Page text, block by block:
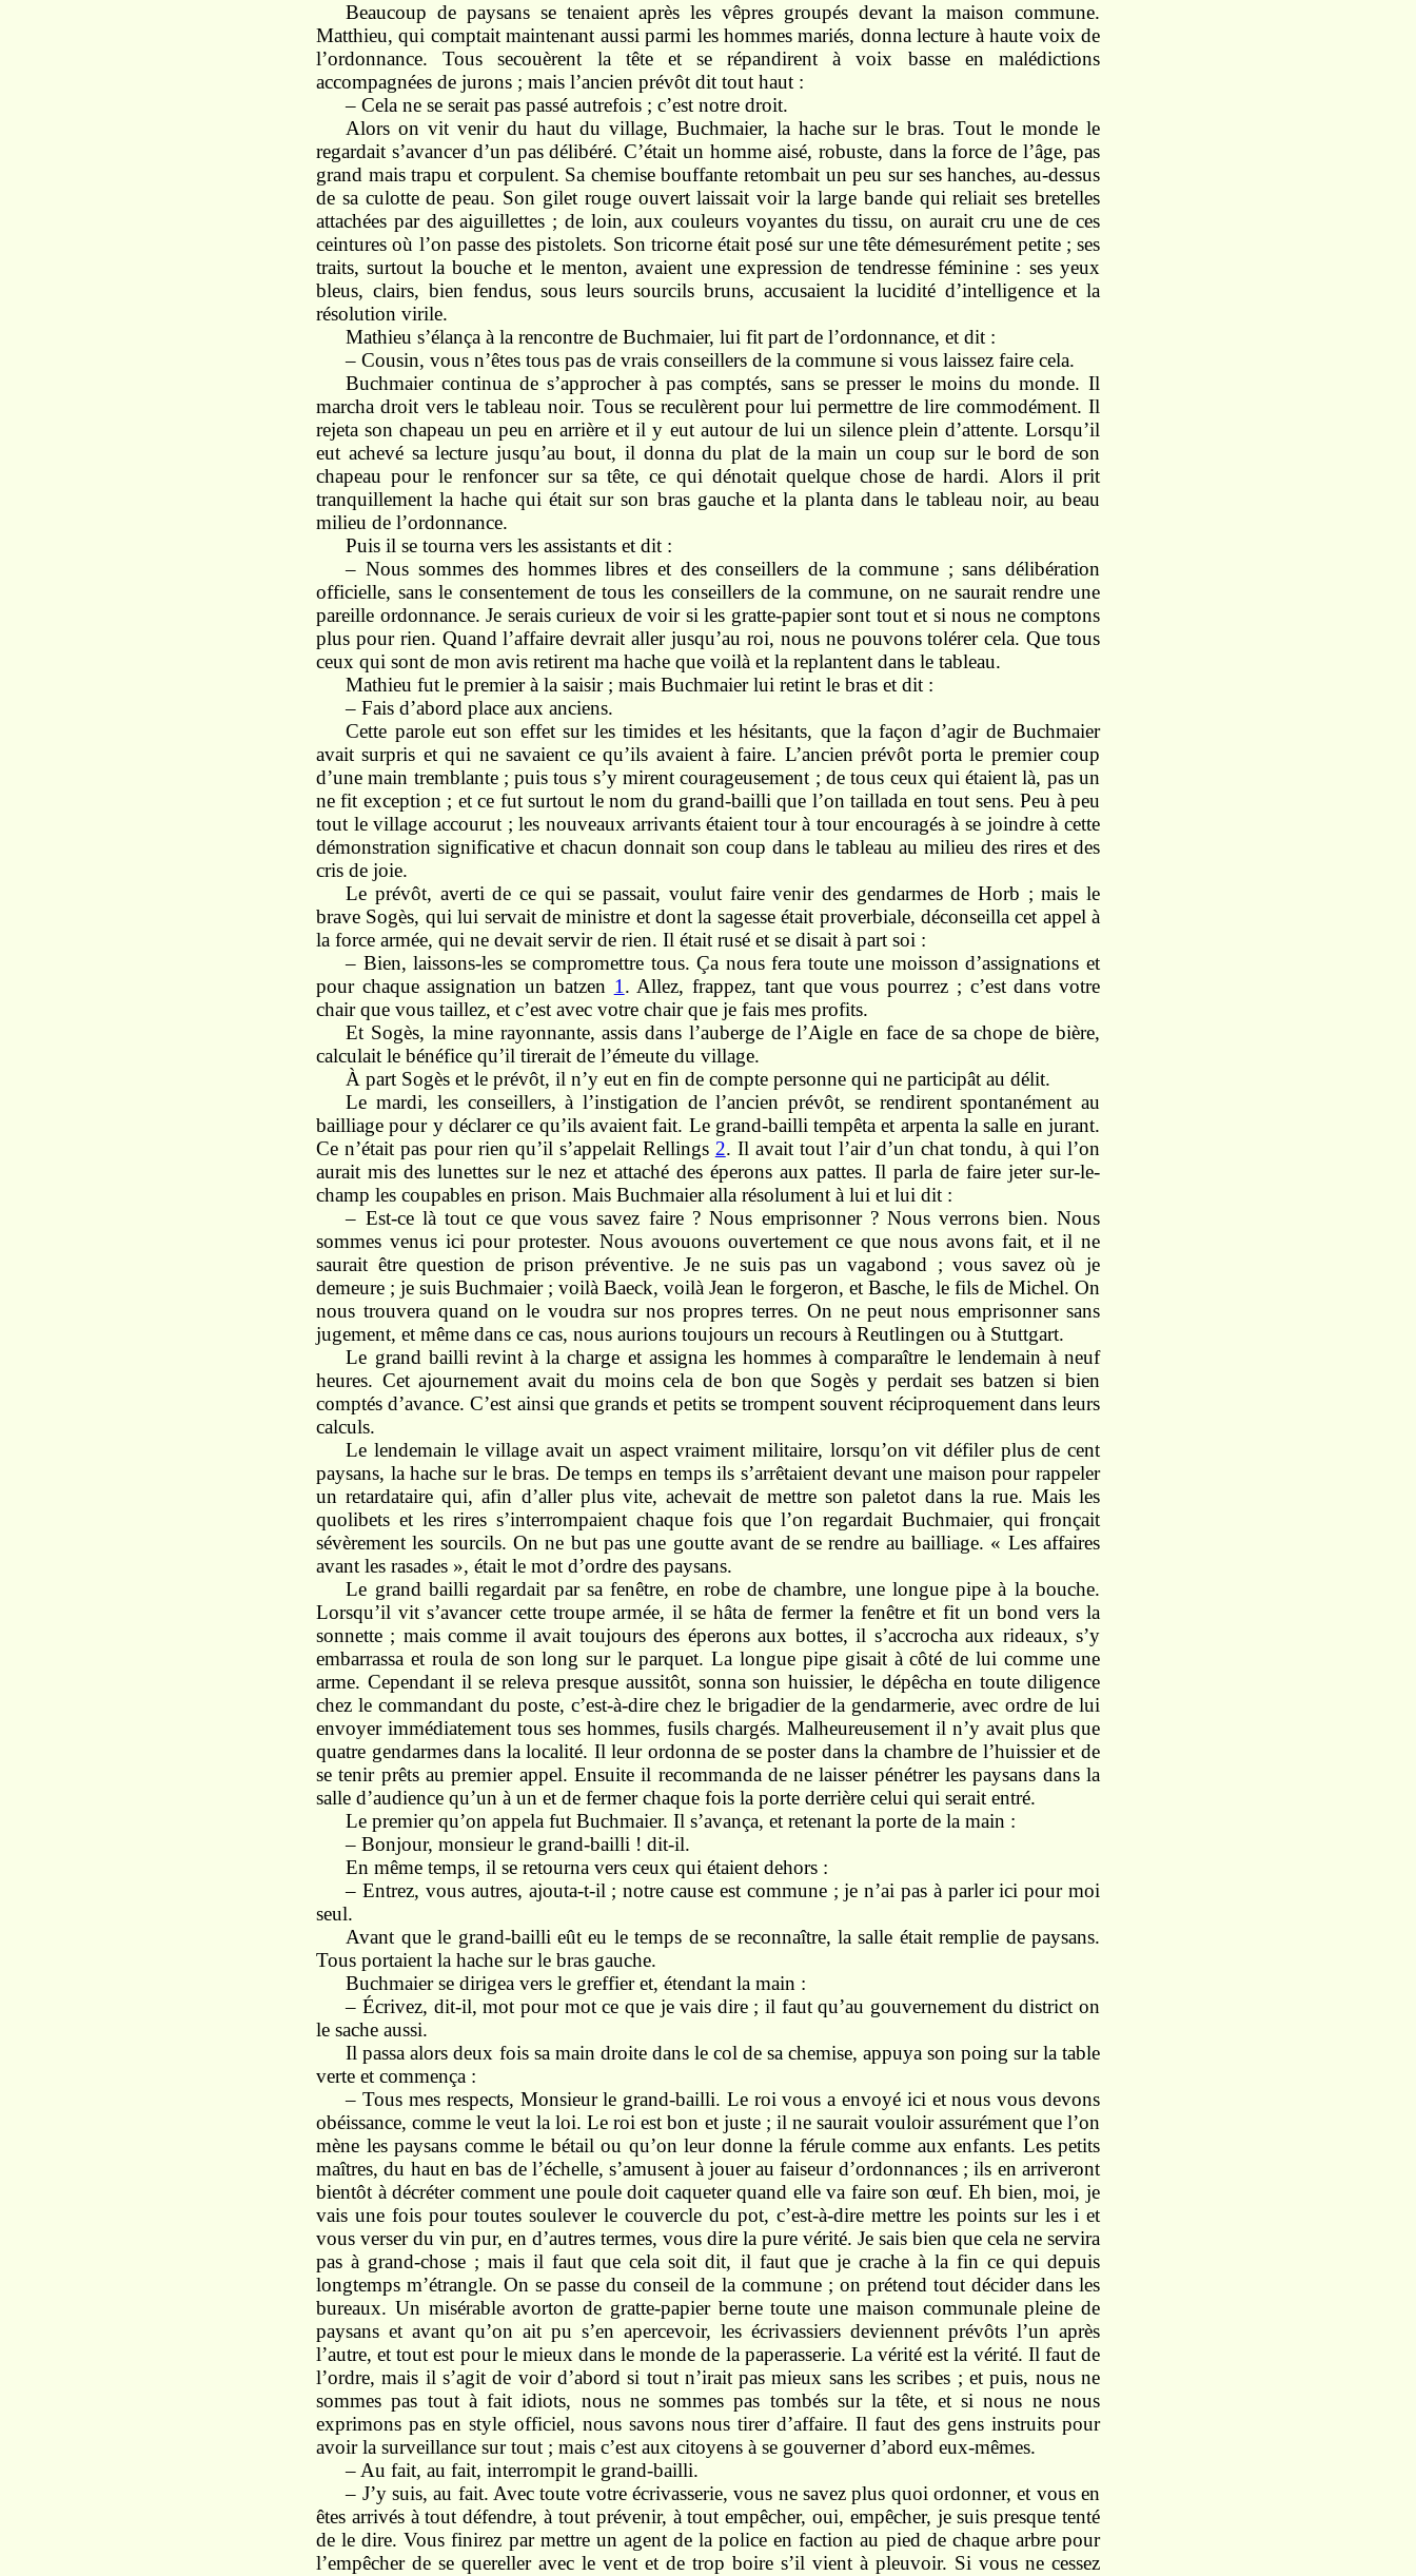
Beaucoup de paysans se tenaient après les vêpres groupés devant la maison commune.
Matthieu, qui comptait maintenant aussi parmi les hommes mariés, donna lecture à haute voix de
l’ordonnance. Tous secouèrent la tête et se répandirent à voix basse en malédictions
accompagnées de jurons ; mais l’ancien prévôt dit tout haut :
– Cela ne se serait pas passé autrefois ; c’est notre droit.
Alors on vit venir du haut du village, Buchmaier, la hache sur le bras. Tout le monde le
regardait s’avancer d’un pas délibéré. C’était un homme aisé, robuste, dans la force de l’âge, pas
grand mais trapu et corpulent. Sa chemise bouffante retombait un peu sur ses hanches, au-dessus
de sa culotte de peau. Son gilet rouge ouvert laissait voir la large bande qui reliait ses bretelles
attachées par des aiguillettes ; de loin, aux couleurs voyantes du tissu, on aurait cru une de ces
ceintures où l’on passe des pistolets. Son tricorne était posé sur une tête démesurément petite ; ses
traits, surtout la bouche et le menton, avaient une expression de tendresse féminine : ses yeux
bleus, clairs, bien fendus, sous leurs sourcils bruns, accusaient la lucidité d’intelligence et la
résolution virile.
Mathieu s’élança à la rencontre de Buchmaier, lui fit part de l’ordonnance, et dit :
– Cousin, vous n’êtes tous pas de vrais conseillers de la commune si vous laissez faire cela.
Buchmaier continua de s’approcher à pas comptés, sans se presser le moins du monde. Il
marcha droit vers le tableau noir. Tous se reculèrent pour lui permettre de lire commodément. Il
rejeta son chapeau un peu en arrière et il y eut autour de lui un silence plein d’attente. Lorsqu’il
eut achevé sa lecture jusqu’au bout, il donna du plat de la main un coup sur le bord de son
chapeau pour le renfoncer sur sa tête, ce qui dénotait quelque chose de hardi. Alors il prit
tranquillement la hache qui était sur son bras gauche et la planta dans le tableau noir, au beau
milieu de l’ordonnance.
Puis il se tourna vers les assistants et dit :
– Nous sommes des hommes libres et des conseillers de la commune ; sans délibération
officielle, sans le consentement de tous les conseillers de la commune, on ne saurait rendre une
pareille ordonnance. Je serais curieux de voir si les gratte-papier sont tout et si nous ne comptons
plus pour rien. Quand l’affaire devrait aller jusqu’au roi, nous ne pouvons tolérer cela. Que tous
ceux qui sont de mon avis retirent ma hache que voilà et la replantent dans le tableau.
Mathieu fut le premier à la saisir ; mais Buchmaier lui retint le bras et dit :
– Fais d’abord place aux anciens.
Cette parole eut son effet sur les timides et les hésitants, que la façon d’agir de Buchmaier
avait surpris et qui ne savaient ce qu’ils avaient à faire. L’ancien prévôt porta le premier coup
d’une main tremblante ; puis tous s’y mirent courageusement ; de tous ceux qui étaient là, pas un
ne fit exception ; et ce fut surtout le nom du grand-bailli que l’on taillada en tout sens. Peu à peu
tout le village accourut ; les nouveaux arrivants étaient tour à tour encouragés à se joindre à cette
démonstration significative et chacun donnait son coup dans le tableau au milieu des rires et des
cris de joie.
Le prévôt, averti de ce qui se passait, voulut faire venir des gendarmes de Horb ; mais le
brave Sogès, qui lui servait de ministre et dont la sagesse était proverbiale, déconseilla cet appel à
la force armée, qui ne devait servir de rien. Il était rusé et se disait à part soi :
– Bien, laissons-les se compromettre tous. Ça nous fera toute une moisson d’assignations et
pour chaque assignation un batzen 1 . Allez, frappez, tant que vous pourrez ; c’est dans votre
chair que vous taillez, et c’est avec votre chair que je fais mes profits.
Et Sogès, la mine rayonnante, assis dans l’auberge de l’Aigle en face de sa chope de bière,
calculait le bénéfice qu’il tirerait de l’émeute du village.
À part Sogès et le prévôt, il n’y eut en fin de compte personne qui ne participât au délit.
Le mardi, les conseillers, à l’instigation de l’ancien prévôt, se rendirent spontanément au
bailliage pour y déclarer ce qu’ils avaient fait. Le grand-bailli tempêta et arpenta la salle en jurant.
Ce n’était pas pour rien qu’il s’appelait Rellings 2. Il avait tout l’air d’un chat tondu, à qui l’on
aurait mis des lunettes sur le nez et attaché des éperons aux pattes. Il parla de faire jeter sur-le-
champ les coupables en prison. Mais Buchmaier alla résolument à lui et lui dit :
– Est-ce là tout ce que vous savez faire ? Nous emprisonner ? Nous verrons bien. Nous
sommes venus ici pour protester. Nous avouons ouvertement ce que nous avons fait, et il ne
saurait être question de prison préventive. Je ne suis pas un vagabond ; vous savez où je
demeure ; je suis Buchmaier ; voilà Baeck, voilà Jean le forgeron, et Basche, le fils de Michel. On
nous trouvera quand on le voudra sur nos propres terres. On ne peut nous emprisonner sans
jugement, et même dans ce cas, nous aurions toujours un recours à Reutlingen ou à Stuttgart.
Le grand bailli revint à la charge et assigna les hommes à comparaître le lendemain à neuf
heures. Cet ajournement avait du moins cela de bon que Sogès y perdait ses batzen si bien
comptés d’avance. C’est ainsi que grands et petits se trompent souvent réciproquement dans leurs
calculs.
Le lendemain le village avait un aspect vraiment militaire, lorsqu’on vit défiler plus de cent
paysans, la hache sur le bras. De temps en temps ils s’arrêtaient devant une maison pour rappeler
un retardataire qui, afin d’aller plus vite, achevait de mettre son paletot dans la rue. Mais les
quolibets et les rires s’interrompaient chaque fois que l’on regardait Buchmaier, qui fronçait
sévèrement les sourcils. On ne but pas une goutte avant de se rendre au bailliage. « Les affaires
avant les rasades », était le mot d’ordre des paysans.
Le grand bailli regardait par sa fenêtre, en robe de chambre, une longue pipe à la bouche.
Lorsqu’il vit s’avancer cette troupe armée, il se hâta de fermer la fenêtre et fit un bond vers la
sonnette ; mais comme il avait toujours des éperons aux bottes, il s’accrocha aux rideaux, s’y
embarrassa et roula de son long sur le parquet. La longue pipe gisait à côté de lui comme une
arme. Cependant il se releva presque aussitôt, sonna son huissier, le dépêcha en toute diligence
chez le commandant du poste, c’est-à-dire chez le brigadier de la gendarmerie, avec ordre de lui
envoyer immédiatement tous ses hommes, fusils chargés. Malheureusement il n’y avait plus que
quatre gendarmes dans la localité. Il leur ordonna de se poster dans la chambre de l’huissier et de
se tenir prêts au premier appel. Ensuite il recommanda de ne laisser pénétrer les paysans dans la
salle d’audience qu’un à un et de fermer chaque fois la porte derrière celui qui serait entré.
Le premier qu’on appela fut Buchmaier. Il s’avança, et retenant la porte de la main :
– Bonjour, monsieur le grand-bailli ! dit-il.
En même temps, il se retourna vers ceux qui étaient dehors :
– Entrez, vous autres, ajouta-t-il ; notre cause est commune ; je n’ai pas à parler ici pour moi
seul.
Avant que le grand-bailli eût eu le temps de se reconnaître, la salle était remplie de paysans.
Tous portaient la hache sur le bras gauche.
Buchmaier se dirigea vers le greffier et, étendant la main :
– Écrivez, dit-il, mot pour mot ce que je vais dire ; il faut qu’au gouvernement du district on
le sache aussi.
Il passa alors deux fois sa main droite dans le col de sa chemise, appuya son poing sur la table
verte et commença :
– Tous mes respects, Monsieur le grand-bailli. Le roi vous a envoyé ici et nous vous devons
obéissance, comme le veut la loi. Le roi est bon et juste ; il ne saurait vouloir assurément que l’on
mène les paysans comme le bétail ou qu’on leur donne la férule comme aux enfants. Les petits
maîtres, du haut en bas de l’échelle, s’amusent à jouer au faiseur d’ordonnances ; ils en arriveront
bientôt à décréter comment une poule doit caqueter quand elle va faire son œuf. Eh bien, moi, je
vais une fois pour toutes soulever le couvercle du pot, c’est-à-dire mettre les points sur les i et
vous verser du vin pur, en d’autres termes, vous dire la pure vérité. Je sais bien que cela ne servira
pas à grand-chose ; mais il faut que cela soit dit, il faut que je crache à la fin ce qui depuis
longtemps m’étrangle. On se passe du conseil de la commune ; on prétend tout décider dans les
bureaux. Un misérable avorton de gratte-papier berne toute une maison communale pleine de
paysans et avant qu’on ait pu s’en apercevoir, les écrivassiers deviennent prévôts l’un après
l’autre, et tout est pour le mieux dans le monde de la paperasserie. La vérité est la vérité. Il faut de
l’ordre, mais il s’agit de voir d’abord si tout n’irait pas mieux sans les scribes ; et puis, nous ne
sommes pas tout à fait idiots, nous ne sommes pas tombés sur la tête, et si nous ne nous
exprimons pas en style officiel, nous savons nous tirer d’affaire. Il faut des gens instruits pour
avoir la surveillance sur tout ; mais c’est aux citoyens à se gouverner d’abord eux-mêmes.
– Au fait, au fait, interrompit le grand-bailli.
– J’y suis, au fait. Avec toute votre écrivasserie, vous ne savez plus quoi ordonner, et vous en
êtes arrivés à tout défendre, à tout prévenir, à tout empêcher, oui, empêcher, je suis presque tenté
de le dire. Vous finirez par mettre un agent de la police en faction au pied de chaque arbre pour
l’empêcher de se quereller avec le vent et de trop boire s’il vient à pleuvoir. Si vous ne cessez